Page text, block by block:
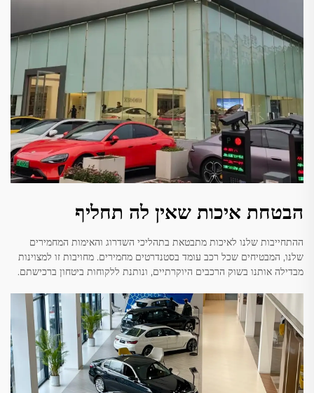
הבטחת איכות שאין לה תחליף
ההתחייבות שלנו לאיכות מתבטאת בתהליכי השדרוג והאימות המחמירים
שלנו, המבטיחים שכל רכב עומד בסטנדרטים מחמירים. מחויבות זו למצוינות
מבדילה אותנו בשוק הרכבים היוקרתיים, ונותנת ללקוחות ביטחון ברכישתם.